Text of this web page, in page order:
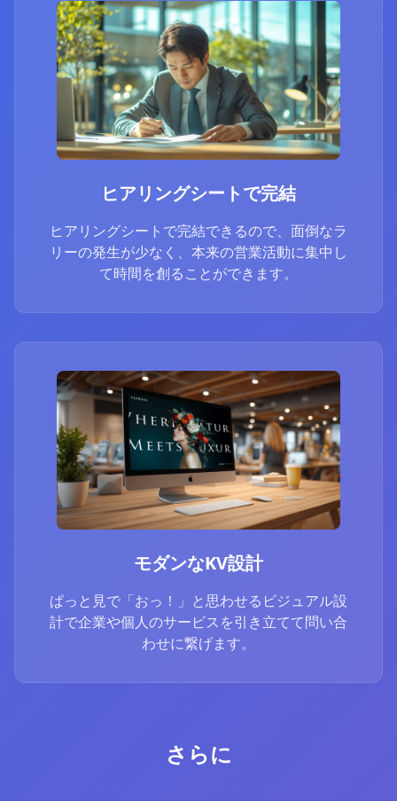
ヒアリングシートで完結
ヒアリングシートで完結できるので、面倒なラ
リーの発生が少なく、本来の営業活動に集中し
て時間を創ることができます。
モダンなKV設計
ぱっと見で「おっ！」と思わせるビジュアル設
計で企業や個人のサービスを引き立てて問い合
わせに繋げます。
さらに